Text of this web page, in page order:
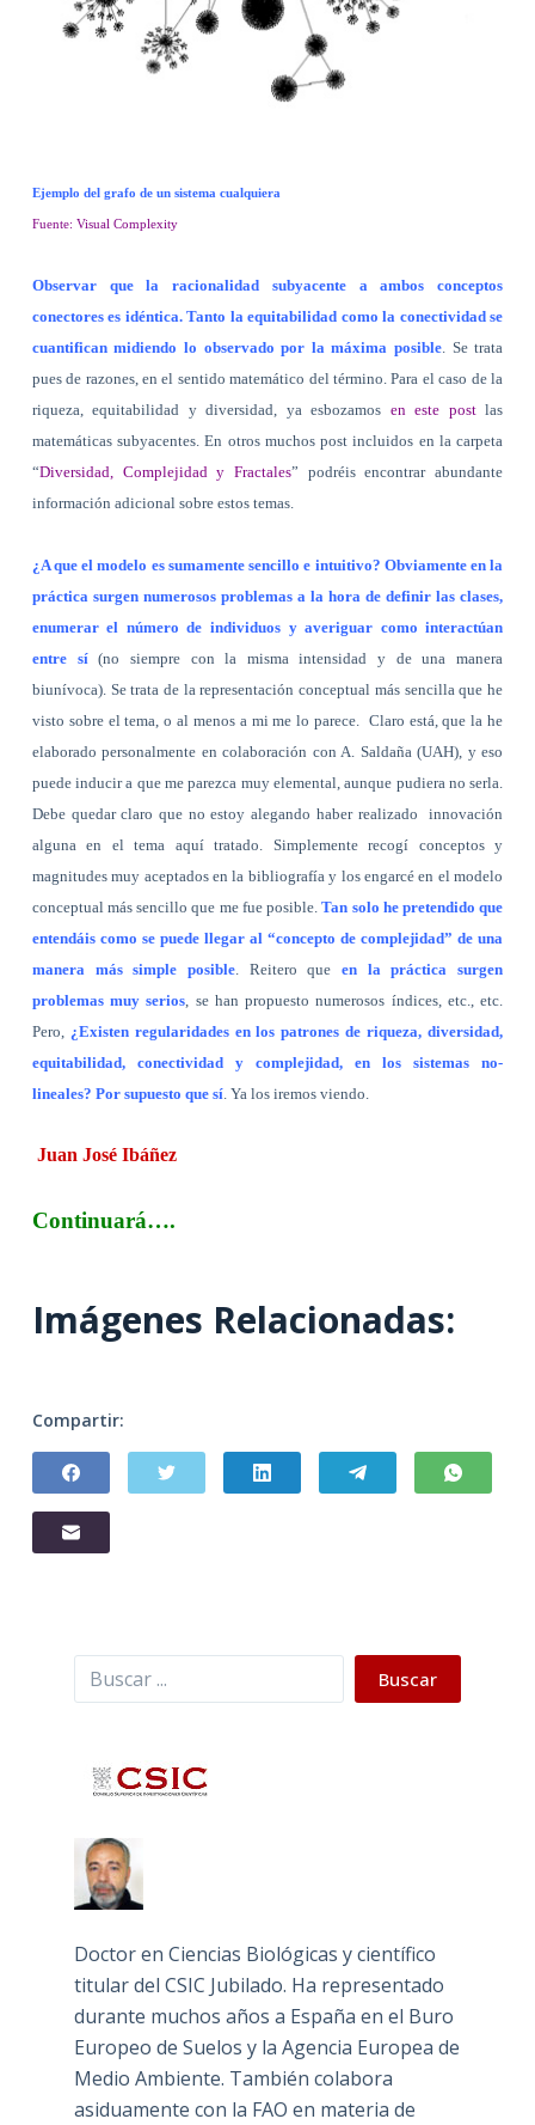
Ejemplo del grafo de un sistema cualquiera
Fuente: Visual Complexity
Observar que la racionalidad subyacente a ambos conceptos
conectores es idéntica. Tanto la equitabilidad como la conectividad se
cuantifican midiendo lo observado por la máxima posible. Se trata
pues de razones, en el sentido matemático del término. Para el caso de la
riqueza, equitabilidad y diversidad, ya esbozamos en este postlas
matemáticas subyacentes. En otros muchos post incluidos en la carpeta
“Diversidad, Complejidad y Fractales” podréis encontrar abundante
información adicional sobre estos temas.
¿A que el modelo es sumamente sencillo e intuitivo? Obviamente en la
práctica surgen numerosos problemas a la hora de definir las clases,
enumerar el número de individuos y averiguar como interactúan
entre sí(no siempre con la misma intensidad y de una manera
biunívoca). Se trata de la representación conceptual más sencilla que he
visto sobre el tema, o al menos a mi me lo parece.
Claro está, que la he
elaborado personalmente en colaboración con A. Saldaña (UAH), y eso
puede inducir a que me parezca muy elemental, aunque pudiera no serla.
Debe quedar claro que no estoy alegando haber realizado
innovación
alguna en el tema aquí tratado. Simplemente recogí conceptos y
magnitudes muy aceptados en la bibliografía y los engarcé en el modelo
conceptual más sencillo que me fue posible.Tan solo he pretendido que
entendáis como se puede llegar al “concepto de complejidad” de una
manera más simple posible. Reitero queen la práctica surgen
problemas muy serios , se han propuesto numerosos índices, etc., etc.
Pero, ¿Existen regularidades en los patrones de riqueza, diversidad,
equitabilidad, conectividad y complejidad, en los sistemas no-
lineales? Por supuesto que sí. Ya los iremos viendo.
Juan José Ibáñez
Continuará….
Imágenes Relacionadas:
Compartir:
Buscar Buscar
Doctor en Ciencias Biológicas y científico
titular del CSIC Jubilado. Ha representado
durante muchos años a España en el Buro
Europeo de Suelos y la Agencia Europea de
Medio Ambiente. También colabora
asiduamente con la FAO en materia de